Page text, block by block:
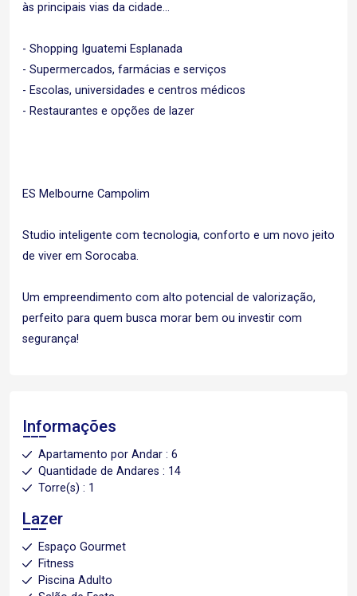
às principais vias da cidade...
- Shopping Iguatemi Esplanada
- Supermercados, farmácias e serviços
- Escolas, universidades e centros médicos
- Restaurantes e opções de lazer
ES Melbourne Campolim
Studio inteligente com tecnologia, conforto e um novo jeito
de viver em Sorocaba.
Um empreendimento com alto potencial de valorização,
perfeito para quem busca morar bem ou investir com
segurança!
Informações
Apartamento por Andar : 6
Quantidade de Andares : 14
Torre(s) : 1
Lazer
Espaço Gourmet
Fitness
Piscina Adulto